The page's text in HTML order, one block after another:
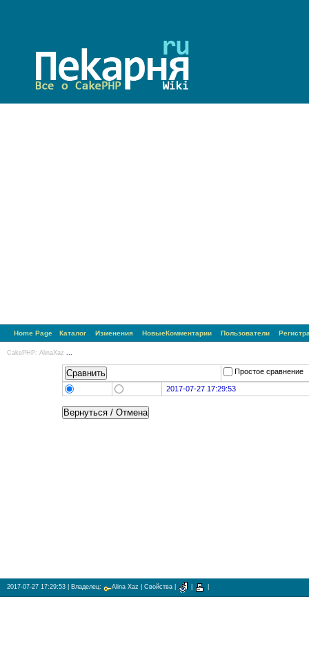
Home Page Каталог Изменения НовыеКомментарии Пользователи
CakePHP: AlinaXaz
Простое сравнение
2017-07-27 17:29:53
2017-07-27 17:29:53 | Владелец: Alina Xaz Свойства